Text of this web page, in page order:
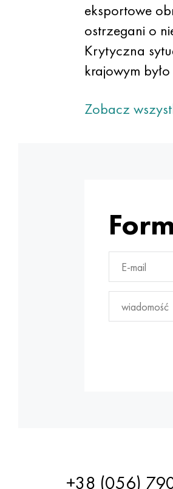
eksportowe
ostrzegani o
Krytyczna
krajowym
Zobacz
+38 (056)